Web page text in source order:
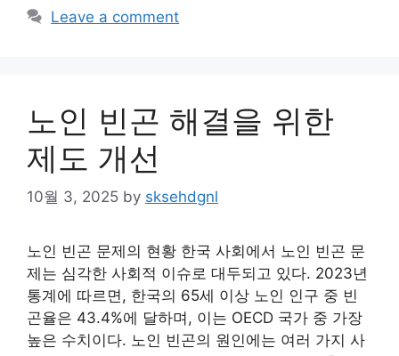
Leave a comment
노인 빈곤 해결을 위한
제도 개선
10월 3, 2025 by sksehdgnl
노인 빈곤 문제의 현황 한국 사회에서 노인 빈곤 문
제는 심각한 사회적 이슈로 대두되고 있다. 2023년
통계에 따르면, 한국의 65세 이상 노인 인구 중 빈
곤율은 43.4%에 달하며, 이는 OECD 국가 중 가장
높은 수치이다. 노인 빈곤의 원인에는 여러 가지 사